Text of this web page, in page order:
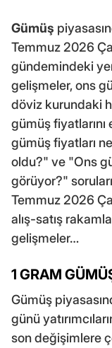
Gümüş
Temmuz 2026
gündemindeki
gelişmeler, ons
döviz kurundaki
gümüş fiyatlarını
gümüş fiyatları
oldu?" ve "Ons
görüyor?"
Temmuz 2026
alış-satış
gelişmeler…
1 GRAM
Gümüş
günü
son değişimlere